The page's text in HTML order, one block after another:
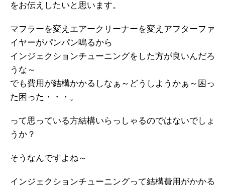
をお伝えしたいと思います。
マフラーを変えエアークリーナーを変えアフターファ
イヤーがパンパン鳴るから
インジェクションチューニングをした方が良いんだろ
うな～
でも費用が結構かかるしなぁ～どうしようかぁ～困っ
た困った・・・。
って思っている方結構いらっしゃるのではないでしょ
うか？
そうなんですよね～
インジェクションチューニングって結構費用がかかる